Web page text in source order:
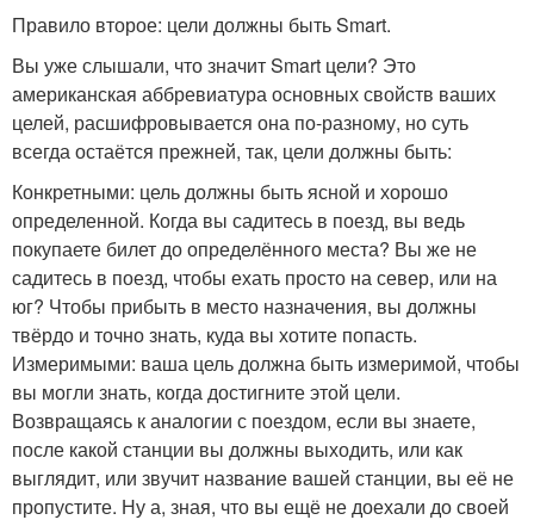
Правило второе: цели должны быть Smart.
Вы уже слышали, что значит Smart цели? Это
американская аббревиатура основных свойств ваших
целей, расшифровывается она по-разному, но суть
всегда остаётся прежней, так, цели должны быть:
Конкретными: цель должны быть ясной и хорошо
определенной. Когда вы садитесь в поезд, вы ведь
покупаете билет до определённого места? Вы же не
садитесь в поезд, чтобы ехать просто на север, или на
юг? Чтобы прибыть в место назначения, вы должны
твёрдо и точно знать, куда вы хотите попасть.
Измеримыми: ваша цель должна быть измеримой, чтобы
вы могли знать, когда достигните этой цели.
Возвращаясь к аналогии с поездом, если вы знаете,
после какой станции вы должны выходить, или как
выглядит, или звучит название вашей станции, вы её не
пропустите. Ну а, зная, что вы ещё не доехали до своей